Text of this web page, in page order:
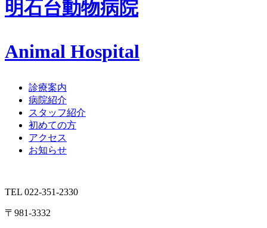
明石台動物病院
Animal Hospital
診療案内
病院紹介
スタッフ紹介
初めての方
アクセス
お知らせ
TEL 022-351-2330
〒981-3332